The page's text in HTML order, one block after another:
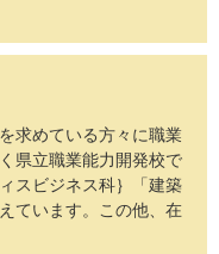
求めている方々に職業
県立職業能力開発校で
スビジネス科｝「建築
ています。この他、在